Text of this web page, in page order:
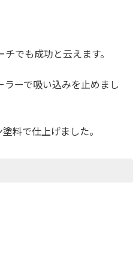
でも成功と云えます。
ーで吸い込みを止めまし
料で仕上げました。